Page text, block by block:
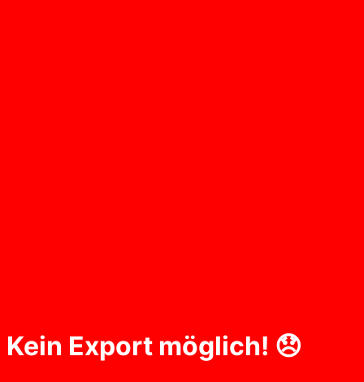
Kein Export möglich! 😞